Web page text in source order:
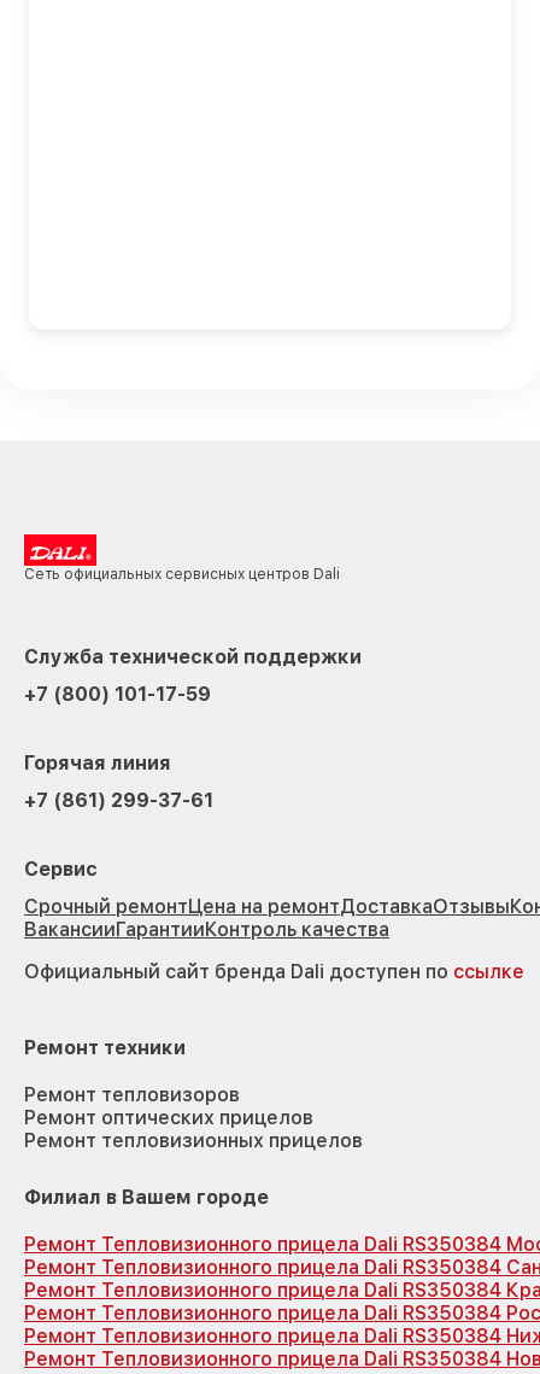
Сеть официальных сервисных центров Dali
Служба технической поддержки
+7 (800) 101-17-59
Горячая линия
+7 (861) 299-37-61
Сервис
Срочный ремонтЦена на ремонтДоставкаОтзывы
ВакансииГарантииКонтроль качества
Официальный сайт бренда Dali доступен по ссылке
Ремонт техники
Ремонт тепловизоров
Ремонт оптических прицелов
Ремонт тепловизионных прицелов
Филиал в Вашем городе
Ремонт Тепловизионного прицела Dali RS350384
Ремонт Тепловизионного прицела Dali RS350384
Ремонт Тепловизионного прицела Dali RS350384
Ремонт Тепловизионного прицела Dali RS350384
Ремонт Тепловизионного прицела Dali RS350384
Ремонт Тепловизионного прицела Dali RS350384